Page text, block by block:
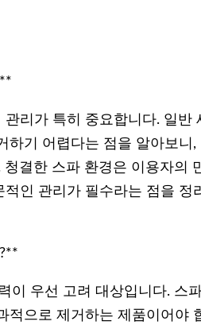
리가 특히 중요합니다. 일반
기 어렵다는 점을 알아보니,
결한 스파 환경은 이용자의
인 관리가 필수라는 점을 정
이 우선 고려 대상입니다. 스
적으로 제거하는 제품이어야